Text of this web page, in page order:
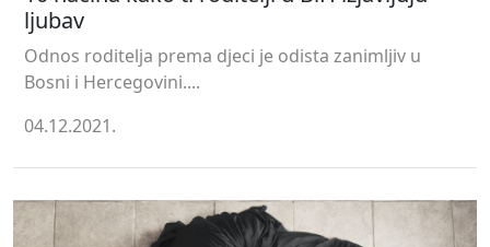
ljubav
Odnos roditelja prema djeci je odista zanimljiv u
Bosni i Hercegovini....
04.12.2021.